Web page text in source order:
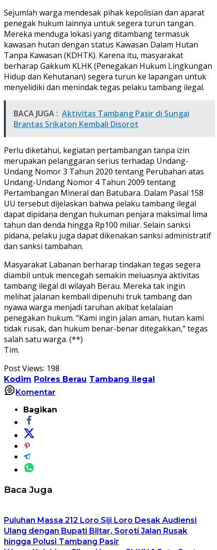
Sejumlah warga mendesak pihak kepolisian dan aparat
penegak hukum lainnya untuk segera turun tangan.
Mereka menduga lokasi yang ditambang termasuk
kawasan hutan dengan status Kawasan Dalam Hutan
Tanpa Kawasan (KDHTK). Karena itu, masyarakat
berharap Gakkum KLHK (Penegakan Hukum Lingkungan
Hidup dan Kehutanan) segera turun ke lapangan untuk
menyelidiki dan menindak tegas pelaku tambang ilegal.
BACA JUGA : Aktivitas Tambang Pasir di Sungai
Brantas Srikaton Kembali Disorot
Perlu diketahui, kegiatan pertambangan tanpa izin
merupakan pelanggaran serius terhadap Undang-
Undang Nomor 3 Tahun 2020 tentang Perubahan atas
Undang-Undang Nomor 4 Tahun 2009 tentang
Pertambangan Mineral dan Batubara. Dalam Pasal 158
UU tersebut dijelaskan bahwa pelaku tambang ilegal
dapat dipidana dengan hukuman penjara maksimal lima
tahun dan denda hingga Rp100 miliar. Selain sanksi
pidana, pelaku juga dapat dikenakan sanksi administratif
dan sanksi tambahan.
Masyarakat Labanan berharap tindakan tegas segera
diambil untuk mencegah semakin meluasnya aktivitas
tambang ilegal di wilayah Berau. Mereka tak ingin
melihat jalanan kembali dipenuhi truk tambang dan
nyawa warga menjadi taruhan akibat kelalaian
penegakan hukum. “Kami ingin jalan aman, hutan kami
tidak rusak, dan hukum benar-benar ditegakkan,” tegas
salah satu warga. (**)
Tim.
Post Views: 198
Kodim Polres Berau Tambang ilegal
Komentar
Bagikan
Baca Juga
Puluhan Massa 212 Loro Siji Loro Desak Audiensi
Ulang dengan Bupati Blitar, Soroti Jalan Rusak
hingga Polusi Tambang Pasir